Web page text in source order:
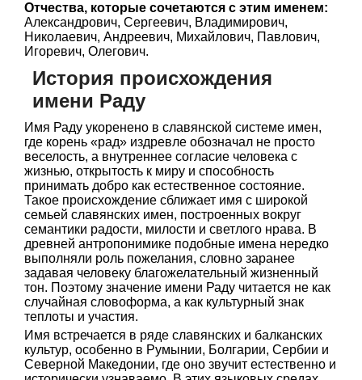
Отчества, которые сочетаются с этим именем:
Александрович, Сергеевич, Владимирович,
Николаевич, Андреевич, Михайлович, Павлович,
Игоревич, Олегович.
История происхождения
имени Раду
Имя Раду укоренено в славянской системе имен,
где корень «рад» издревле обозначал не просто
веселость, а внутреннее согласие человека с
жизнью, открытость к миру и способность
принимать добро как естественное состояние.
Такое происхождение сближает имя с широкой
семьей славянских имен, построенных вокруг
семантики радости, милости и светлого нрава. В
древней антропонимике подобные имена нередко
выполняли роль пожелания, словно заранее
задавая человеку благожелательный жизненный
тон. Поэтому значение имени Раду читается не как
случайная словоформа, а как культурный знак
теплоты и участия.
Имя встречается в ряде славянских и балканских
культур, особенно в Румынии, Болгарии, Сербии и
Северной Македонии, где оно звучит естественно и